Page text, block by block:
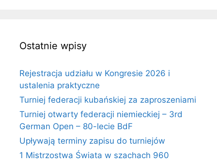
Ostatnie wpisy
Rejestracja udziału w Kongresie 2026 i
ustalenia praktyczne
Turniej federacji kubańskiej za zaproszeniami
Turniej otwarty federacji niemieckiej – 3rd
German Open – 80-lecie BdF
Upływają terminy zapisu do turniejów
1 Mistrzostwa Świata w szachach 960